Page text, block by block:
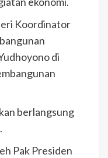
Koordinator
di
berlangsung
Pak Presiden